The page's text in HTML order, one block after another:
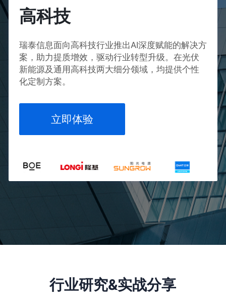
高科技
瑞泰信息面向高科技行业推出AI深度赋能的解决方
案，助力提质增效，驱动行业转型升级。在光伏
新能源及通用高科技两大细分领域，均提供个性
化定制方案。
立即体验
行业研究&实战分享